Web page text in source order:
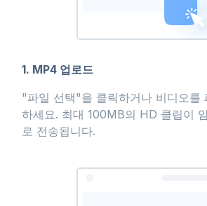
1. MP4 업로드
"파일 선택"을 클릭하거나 비디오를
하세요. 최대 100MB의 HD 클립이
로 전송됩니다.